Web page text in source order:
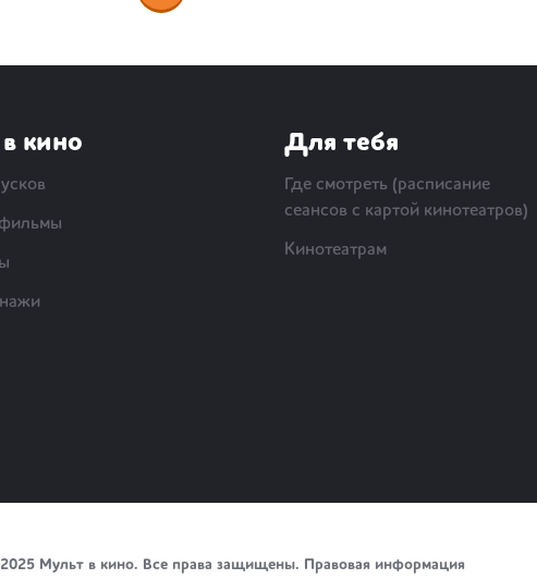
кино Для тебя
Где смотреть (расписание
сеансов с картой кинотеатров)
Кинотеатрам
Мульт в кино. Все права защищены. Правовая информация